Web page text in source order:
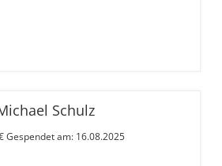
Schulz
Gespendet am: 16.08.2025